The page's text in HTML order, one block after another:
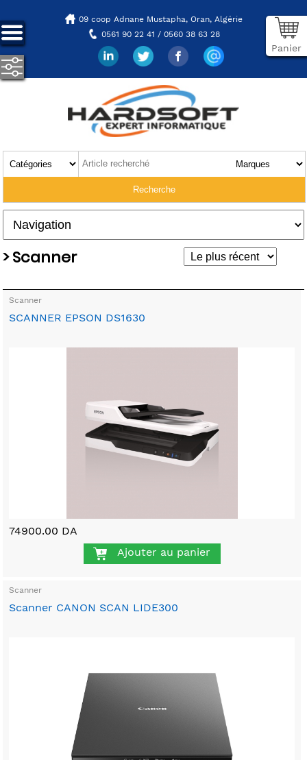
09 coop Adnane Mustapha, Oran, Algérie
0561 90 22 41 / 0560 38 63 28
Panier
> Scanner
Scanner
SCANNER EPSON DS1630
74900.00 DA
Ajouter au panier
Scanner
Scanner CANON SCAN LIDE300